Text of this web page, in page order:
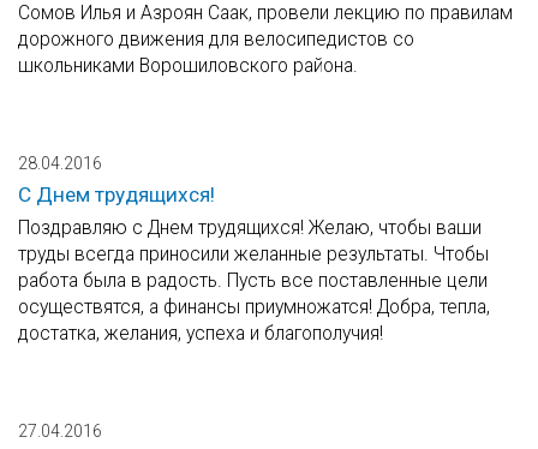
Сомов Илья и Азроян Саак, провели лекцию по правилам
дорожного движения для велосипедистов со
школьниками Ворошиловского района.
28.04.2016
С Днем трудящихся!
Поздравляю с Днем трудящихся! Желаю, чтобы ваши
труды всегда приносили желанные результаты. Чтобы
работа была в радость. Пусть все поставленные цели
осуществятся, а финансы приумножатся! Добра, тепла,
достатка, желания, успеха и благополучия!
27.04.2016